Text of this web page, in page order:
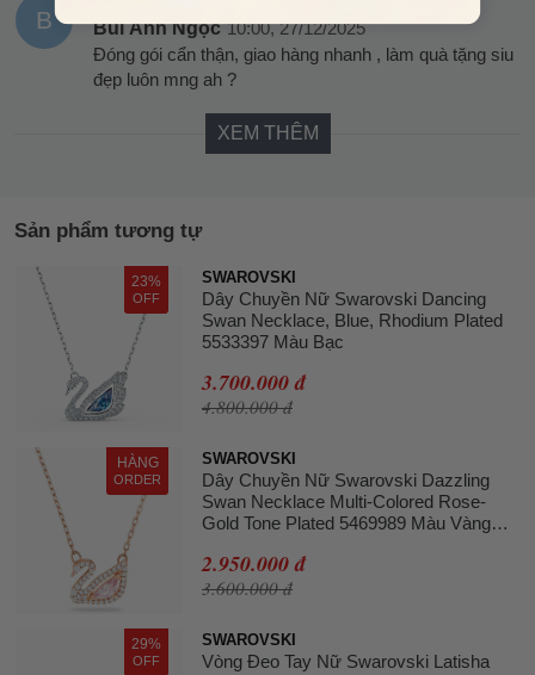
B Bùi Ánh Ngọc 10:00, 27/12/2025
Đóng gói cẩn thận, giao hàng nhanh , làm quà tặng siu
đẹp luôn mng ah ?
XEM THÊM
Sản phẩm tương tự
23%
OFF
SWAROVSKI
Dây Chuyền Nữ Swarovski Dancing
Swan Necklace, Blue, Rhodium Plated
5533397 Màu Bạc
3.700.000 đ
4.800.000 đ
HÀNG
ORDER
SWAROVSKI
Dây Chuyền Nữ Swarovski Dazzling
Swan Necklace Multi-Colored Rose-
Gold Tone Plated 5469989 Màu Vàng
2.950.000 đ
3.600.000 đ
29%
OFF
SWAROVSKI
Vòng Đeo Tay Nữ Swarovski Latisha